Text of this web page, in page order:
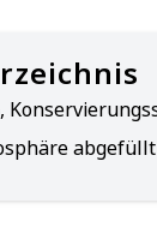
abgefüllt